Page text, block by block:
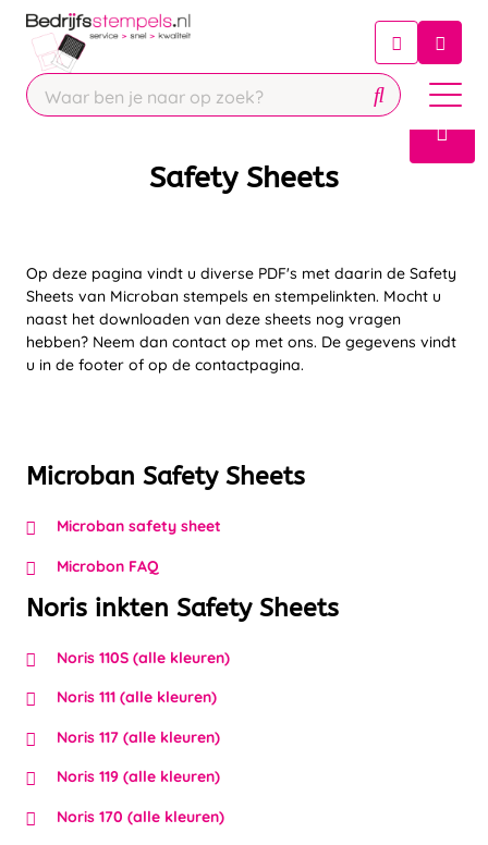
Chatbot
Chat 24/7 met onze chatbot voor
hulp
Contact
Safety Sheets
Op deze pagina vindt u diverse PDF's met daarin de Safety
Sheets van Microban stempels en stempelinkten. Mocht u
naast het downloaden van deze sheets nog vragen
hebben? Neem dan contact op met ons. De gegevens vindt
u in de footer of op de contactpagina.
Microban Safety Sheets
Microban safety sheet
Microbon FAQ
Noris inkten Safety Sheets
Noris 110S (alle kleuren)
Noris 111 (alle kleuren)
Noris 117 (alle kleuren)
Noris 119 (alle kleuren)
Noris 170 (alle kleuren)